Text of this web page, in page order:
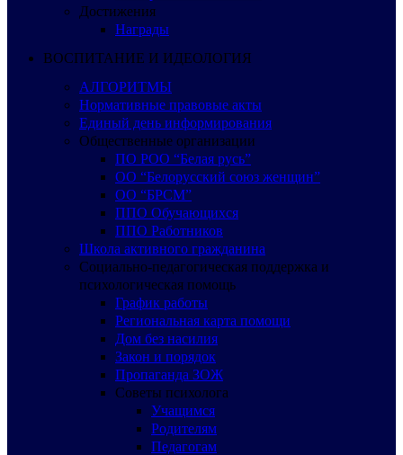
Достижения
Награды
ВОСПИТАНИЕ И ИДЕОЛОГИЯ
АЛГОРИТМЫ
Нормативные правовые акты
Единый день информирования
Общественные организации
ПО РОО “Белая русь”
ОО “Белорусский союз женщин”
ОО “БРСМ”
ППО Обучающихся
ППО Работников
Школа активного гражданина
Социально-педагогическая поддержка и
психологическая помощь
График работы
Региональная карта помощи
Дом без насилия
Закон и порядок
Пропаганда ЗОЖ
Советы психолога
Учащимся
Родителям
Педагогам